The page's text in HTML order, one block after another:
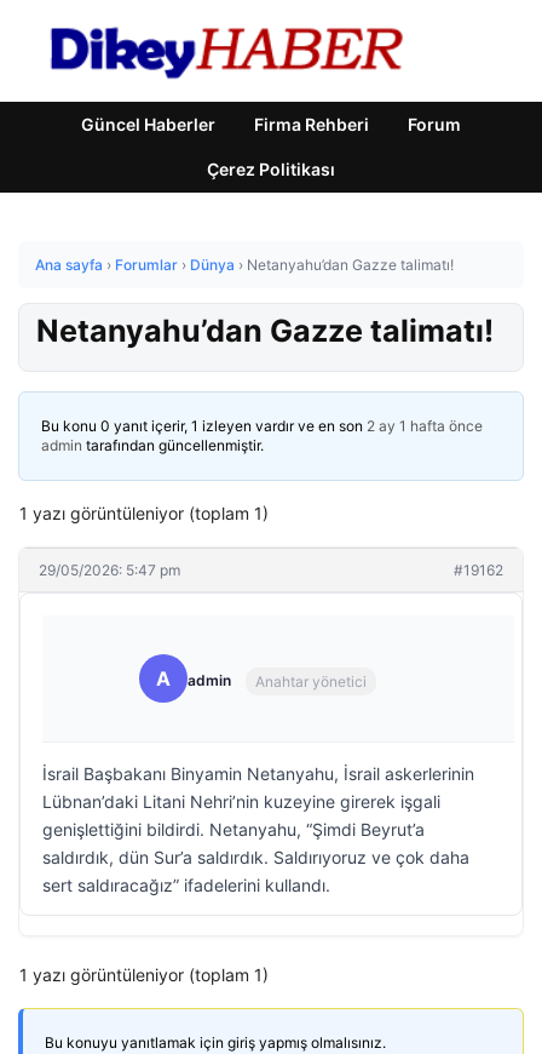
Güncel Haberler Firma Rehberi Forum
Çerez Politikası
Ana sayfa › Forumlar › Dünya › Netanyahu’dan Gazze talimatı!
Netanyahu’dan Gazze talimatı!
Bu konu 0 yanıt içerir, 1 izleyen vardır ve en son 2 ay 1 hafta önce
admin tarafından güncellenmiştir.
1 yazı görüntüleniyor (toplam 1)
29/05/2026: 5:47 pm #19162
A admin Anahtar yönetici
İsrail Başbakanı Binyamin Netanyahu, İsrail askerlerinin
Lübnan’daki Litani Nehri’nin kuzeyine girerek işgali
genişlettiğini bildirdi. Netanyahu, “Şimdi Beyrut’a
saldırdık, dün Sur’a saldırdık. Saldırıyoruz ve çok daha
sert saldıracağız” ifadelerini kullandı.
1 yazı görüntüleniyor (toplam 1)
Bu konuyu yanıtlamak için giriş yapmış olmalısınız.